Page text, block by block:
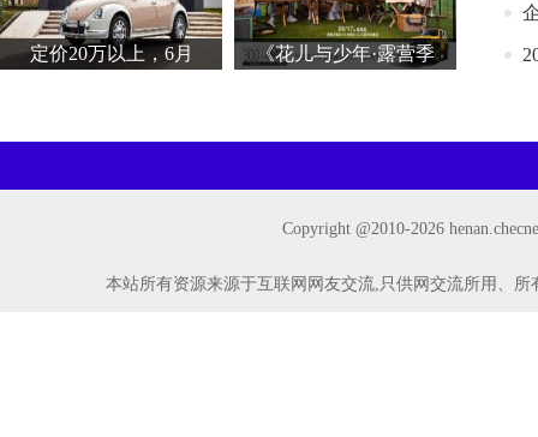
定价20万以上，6月 《花儿与少年·露营季
Copyright @2010-2026
本站所有资源来源于互联网网友交流,只供网交流所用、